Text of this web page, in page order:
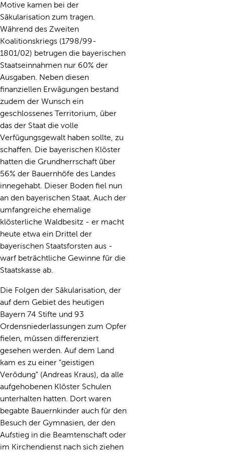
Motive kamen bei der
Säkularisation zum tragen.
Während des Zweiten
Koalitionskriegs (1798/99-
1801/02) betrugen die bayerischen
Staatseinnahmen nur 60% der
Ausgaben. Neben diesen
finanziellen Erwägungen bestand
zudem der Wunsch ein
geschlossenes Territorium, über
das der Staat die volle
Verfügungsgewalt haben sollte, zu
schaffen. Die bayerischen Klöster
hatten die Grundherrschaft über
56% der Bauernhöfe des Landes
innegehabt. Dieser Boden fiel nun
an den bayerischen Staat. Auch der
umfangreiche ehemalige
klösterliche Waldbesitz - er macht
heute etwa ein Drittel der
bayerischen Staatsforsten aus -
warf beträchtliche Gewinne für die
Staatskasse ab.
Die Folgen der Säkularisation, der
auf dem Gebiet des heutigen
Bayern 74 Stifte und 93
Ordensniederlassungen zum Opfer
fielen, müssen differenziert
gesehen werden. Auf dem Land
kam es zu einer "geistigen
Verödung" (Andreas Kraus), da alle
aufgehobenen Klöster Schulen
unterhalten hatten. Dort waren
begabte Bauernkinder auch für den
Besuch der Gymnasien, der den
Aufstieg in die Beamtenschaft oder
im Kirchendienst nach sich ziehen